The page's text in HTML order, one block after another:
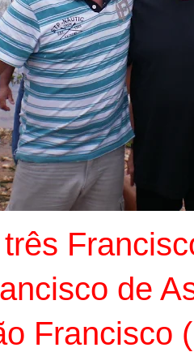
de
Francisco